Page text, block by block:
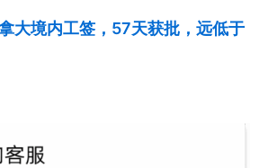
大境内工签，57天获批，远低于